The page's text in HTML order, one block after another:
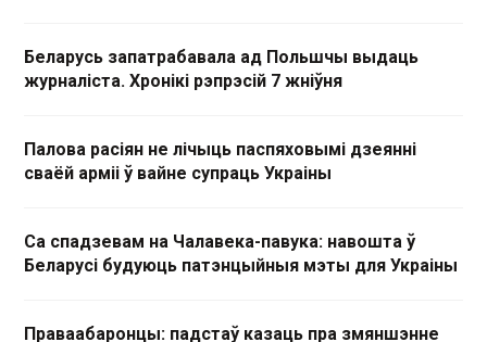
Беларусь запатрабавала ад Польшчы выдаць
журналіста. Хронікі рэпрэсій 7 жніўня
Палова расіян не лічыць паспяховымі дзеянні
сваёй арміі ў вайне супраць Украіны
Са спадзевам на Чалавека-павука: навошта ў
Беларусі будуюць патэнцыйныя мэты для Украіны
Праваабаронцы: падстаў казаць пра змяншэнне